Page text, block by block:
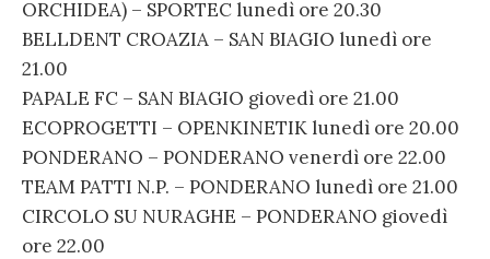
ORCHIDEA) – SPORTEC lunedì ore 20.30
BELLDENT CROAZIA – SAN BIAGIO lunedì ore
21.00
PAPALE FC – SAN BIAGIO giovedì ore 21.00
ECOPROGETTI – OPENKINETIK lunedì ore 20.00
PONDERANO – PONDERANO venerdì ore 22.00
TEAM PATTI N.P. – PONDERANO lunedì ore 21.00
CIRCOLO SU NURAGHE – PONDERANO giovedì
ore 22.00